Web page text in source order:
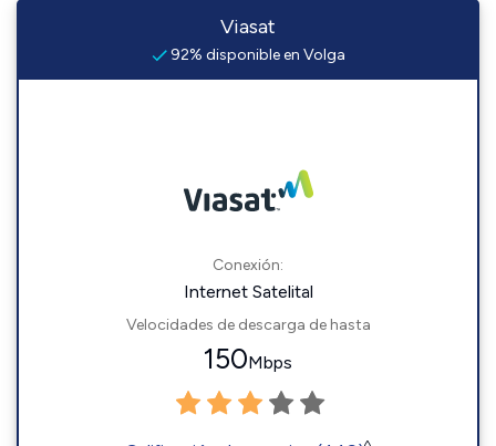
Viasat
92% disponible en Volga
Conexión:
Internet Satelital
Velocidades de descarga de hasta
150Mbps